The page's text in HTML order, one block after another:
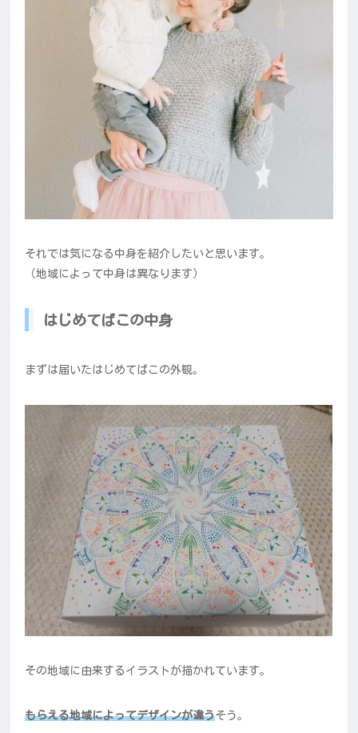
それでは気になる中身を紹介したいと思います。
（地域によって中身は異なります）
はじめてばこの中身
まずは届いたはじめてばこの外観。
その地域に由来するイラストが描かれています。
もらえる地域によってデザインが違うそう。